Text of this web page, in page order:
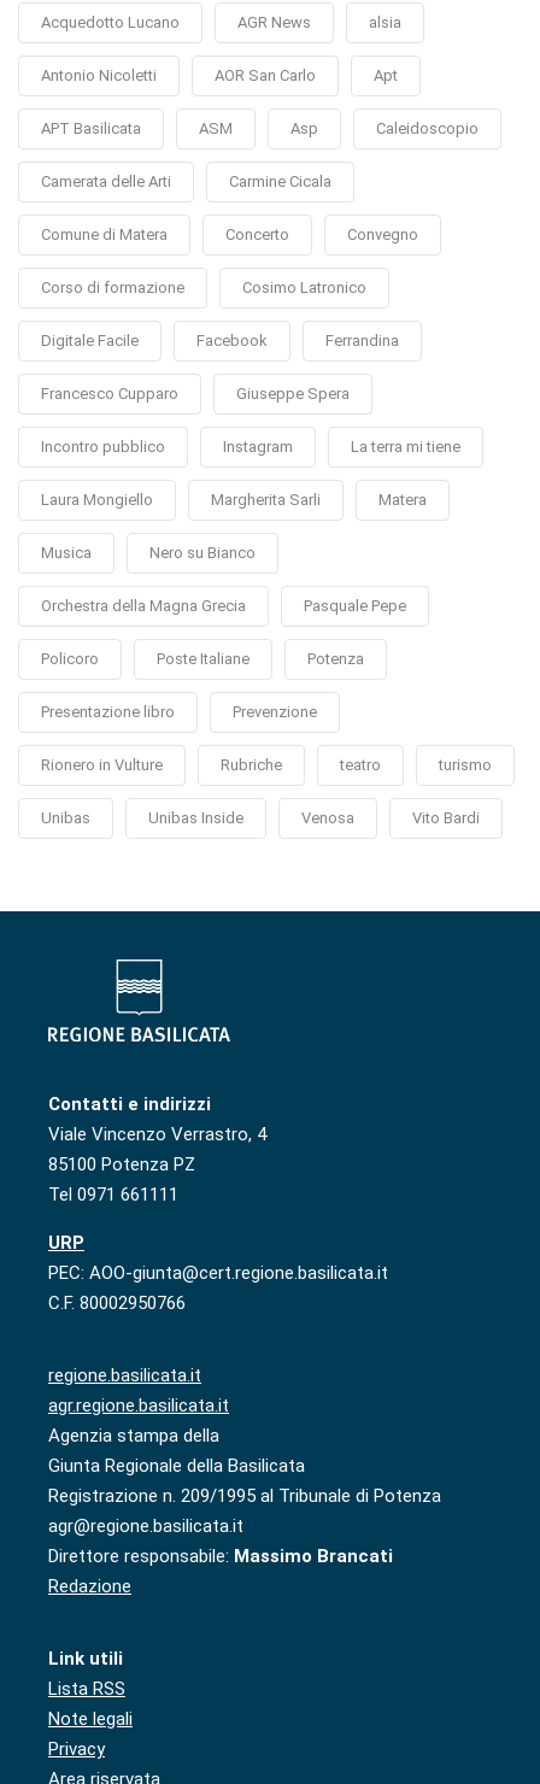
Acquedotto Lucano AGR News alsia
Antonio Nicoletti AOR San Carlo Apt
APT Basilicata ASM Asp Caleidoscopio
Camerata delle Arti Carmine Cicala
Comune di Matera Concerto Convegno
Corso di formazione Cosimo Latronico
Digitale Facile Facebook Ferrandina
Francesco Cupparo Giuseppe Spera
Incontro pubblico Instagram La terra mi tiene
Laura Mongiello Margherita Sarli Matera
Musica Nero su Bianco
Orchestra della Magna Grecia Pasquale Pepe
Policoro Poste Italiane Potenza
Presentazione libro Prevenzione
Rionero in Vulture Rubriche teatro turismo
Unibas Unibas Inside Venosa Vito Bardi
Contatti e indirizzi
Viale Vincenzo Verrastro, 4
85100 Potenza PZ
Tel 0971 661111
URP
PEC: AOO-giunta@cert.regione.basilicata.it
C.F. 80002950766
regione.basilicata.it
agr.regione.basilicata.it
Agenzia stampa della
Giunta Regionale della Basilicata
Registrazione n. 209/1995 al Tribunale di Potenza
agr@regione.basilicata.it
Direttore responsabile: Massimo Brancati
Redazione
Link utili
Lista RSS
Note legali
Privacy
Area riservata